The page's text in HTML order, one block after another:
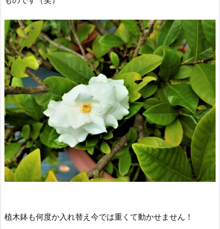
植木鉢も何度か入れ替え今では重くて動かせません！